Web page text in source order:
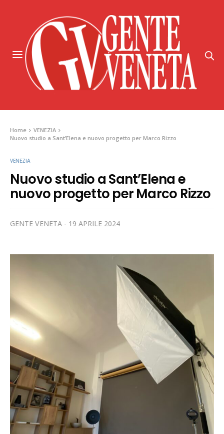
Home
VENEZIA
Nuovo studio a Sant’Elena e nuovo progetto per Marco Rizzo
VENEZIA
Nuovo studio a Sant’Elena e
nuovo progetto per Marco Rizzo
GENTE VENETA 19 APRILE 2024